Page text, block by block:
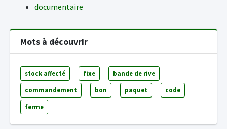
documentaire
Mots à découvrir
stock affecté fixe bande de rive
commandement bon paquet code
ferme